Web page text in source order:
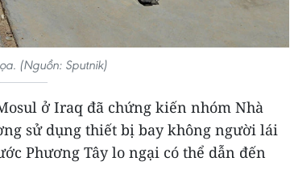
(Nguồn: Sputnik)
ở Iraq đã chứng kiến nhóm Nhà
sử dụng thiết bị bay không người lái
Phương Tây lo ngại có thể dẫn đến